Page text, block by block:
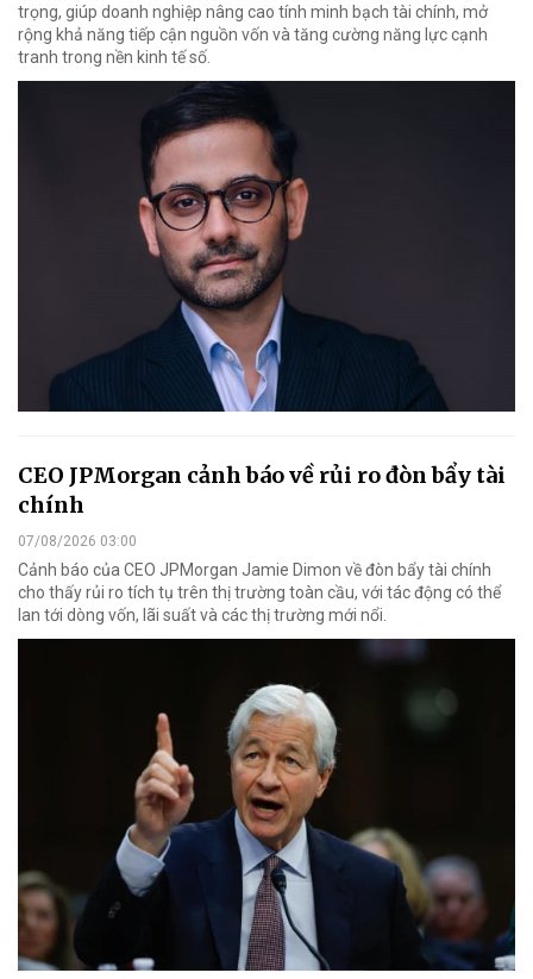
trọng, giúp doanh nghiệp nâng cao tính minh bạch tài chính, mở
rộng khả năng tiếp cận nguồn vốn và tăng cường năng lực cạnh
tranh trong nền kinh tế số.
CEO JPMorgan cảnh báo về rủi ro đòn bẩy tài
chính
07/08/2026 03:00
Cảnh báo của CEO JPMorgan Jamie Dimon về đòn bẩy tài chính
cho thấy rủi ro tích tụ trên thị trường toàn cầu, với tác động có thể
lan tới dòng vốn, lãi suất và các thị trường mới nổi.